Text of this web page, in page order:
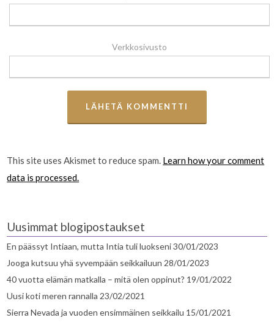
Verkkosivusto
This site uses Akismet to reduce spam. Learn how your comment
data is processed.
Uusimmat blogipostaukset
En päässyt Intiaan, mutta Intia tuli luokseni30/01/2023
Jooga kutsuu yhä syvempään seikkailuun 28/01/2023
40 vuotta elämän matkalla – mitä olen oppinut? 19/01/2022
Uusi koti meren rannalla 23/02/2021
Sierra Nevada ja vuoden ensimmäinen seikkailu 15/01/2021